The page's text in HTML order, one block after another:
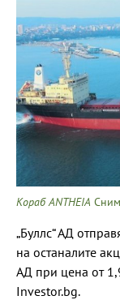
Кораб ANTHEIA
„Буллс“ АД
на останалите
АД при цена от
Investor.bg.